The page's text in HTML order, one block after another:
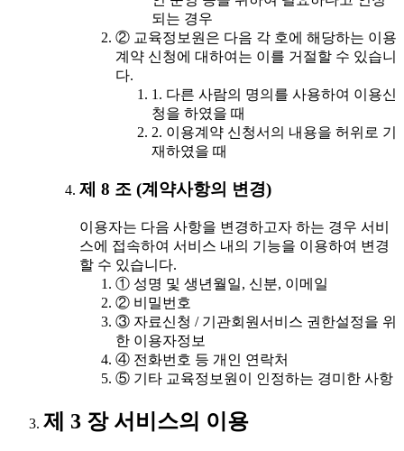
되는 경우
② 교육정보원은 다음 각 호에 해당하는 이용
계약 신청에 대하여는 이를 거절할 수 있습니
다.
1. 다른 사람의 명의를 사용하여 이용신
청을 하였을 때
2. 이용계약 신청서의 내용을 허위로 기
재하였을 때
제 8 조 (계약사항의 변경)
이용자는 다음 사항을 변경하고자 하는 경우 서비
스에 접속하여 서비스 내의 기능을 이용하여 변경
할 수 있습니다.
① 성명 및 생년월일, 신분, 이메일
② 비밀번호
③ 자료신청 / 기관회원서비스 권한설정을 위
한 이용자정보
④ 전화번호 등 개인 연락처
⑤ 기타 교육정보원이 인정하는 경미한 사항
제 3 장 서비스의 이용